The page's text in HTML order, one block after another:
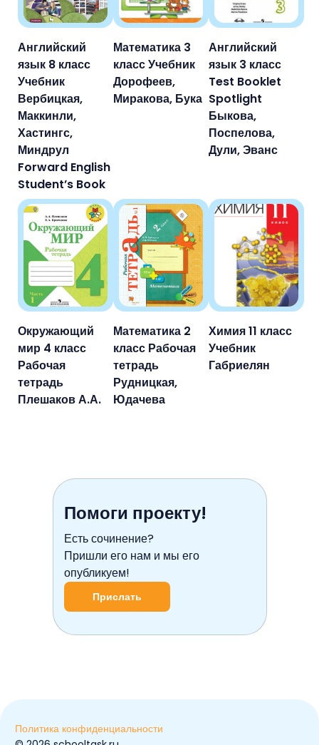
Английский
язык 8 класс
Учебник
Вербицкая,
Маккинли,
Хастингс,
Миндрул
Forward English
Student’s Book
Математика 3
класс Учебник
Дорофеев,
Миракова, Бука
Английский
язык 3 класс
Test Booklet
Spotlight
Быкова,
Поспелова,
Дули, Эванс
Окружающий
мир 4 класс
Рабочая
тетрадь
Плешаков А.А.
Математика 2
класс Рабочая
тетрадь
Рудницкая,
Юдачева
Химия 11 класс
Учебник
Габриелян
Помоги проекту!
Есть сочинение?
Пришли его нам и мы его
опубликуем!
Прислать
Политика конфиденциальности